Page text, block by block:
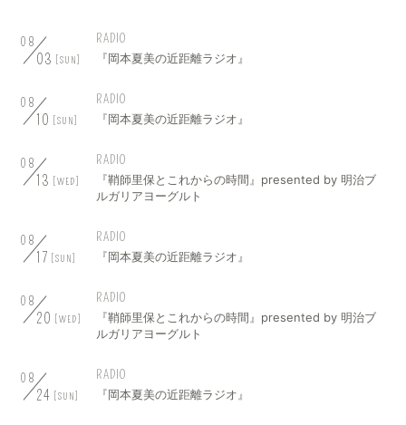
08
03 [SUN]
RADIO
『岡本夏美の近距離ラジオ』
08
10 [SUN]
RADIO
『岡本夏美の近距離ラジオ』
08
13 [WED]
RADIO
『鞘師里保とこれからの時間』presented by 明治ブ
ルガリアヨーグルト
08
17 [SUN]
RADIO
『岡本夏美の近距離ラジオ』
08
20 [WED]
RADIO
『鞘師里保とこれからの時間』presented by 明治ブ
ルガリアヨーグルト
08
24 [SUN]
RADIO
『岡本夏美の近距離ラジオ』